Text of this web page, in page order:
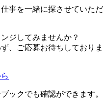
事を一緒に探させていただ
ジしてみませんか？
、ご応募お待ちしておりま
ックでも確認ができます。